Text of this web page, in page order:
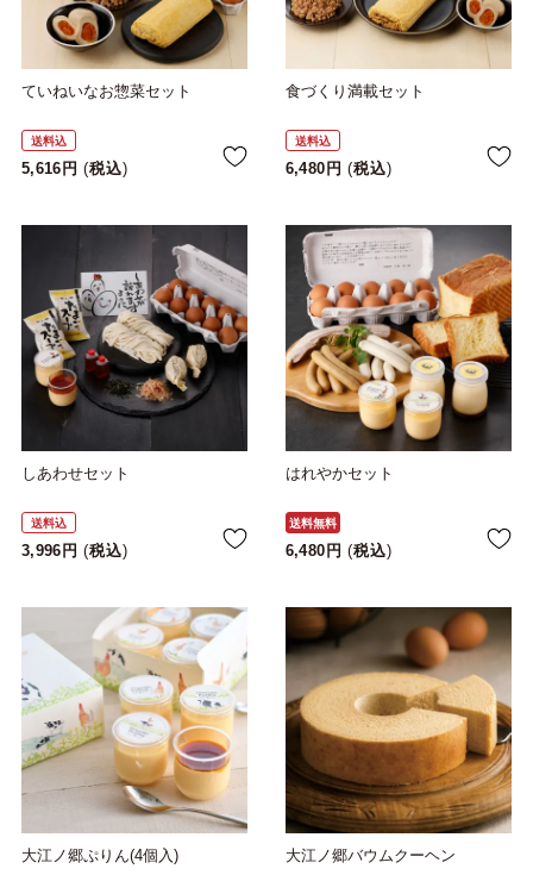
ていねいなお惣菜セット
送料込
5,616 税込
食づくり満載セット
送料込
6,480 税込
しあわせセット
送料込
3,996 税込
はれやかセット
送料無料
6,480 税込
大江ノ郷ぷりん(4個入) 大江ノ郷バウムクーヘン